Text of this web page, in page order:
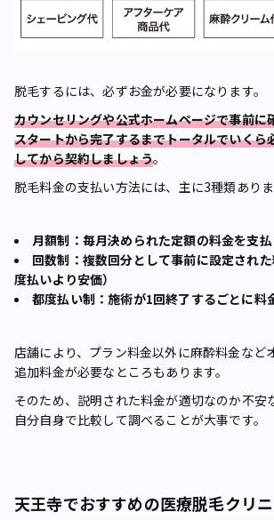
脱毛するには、必ずお金が必要になります。
カウンセリングや公式ホームページで事前に
スタートから完了するまでトータルでいくら
してから契約しましょう。
脱毛料金の支払い方法には、主に3種類ありま
月額制：毎月決められた定額の料金を支払
回数制：複数回分として事前に設定され
度払いより安価）
都度払い制：施術が1回終了するごとに料
店舗により、プラン料金以外に麻酔料金など
追加料金が必要なところもあります。
そのため、説明された料金が適切なのか不安
自分自身で比較して調べることが大事です。
天王寺でおすすめの医療脱毛クリ